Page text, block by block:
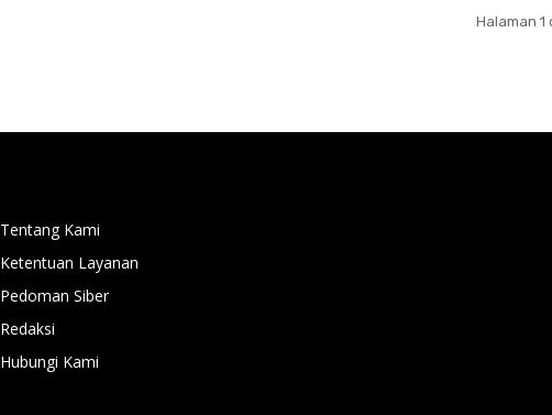
Halaman 1
Tentang Kami
Ketentuan Layanan
Pedoman Siber
Redaksi
Hubungi Kami